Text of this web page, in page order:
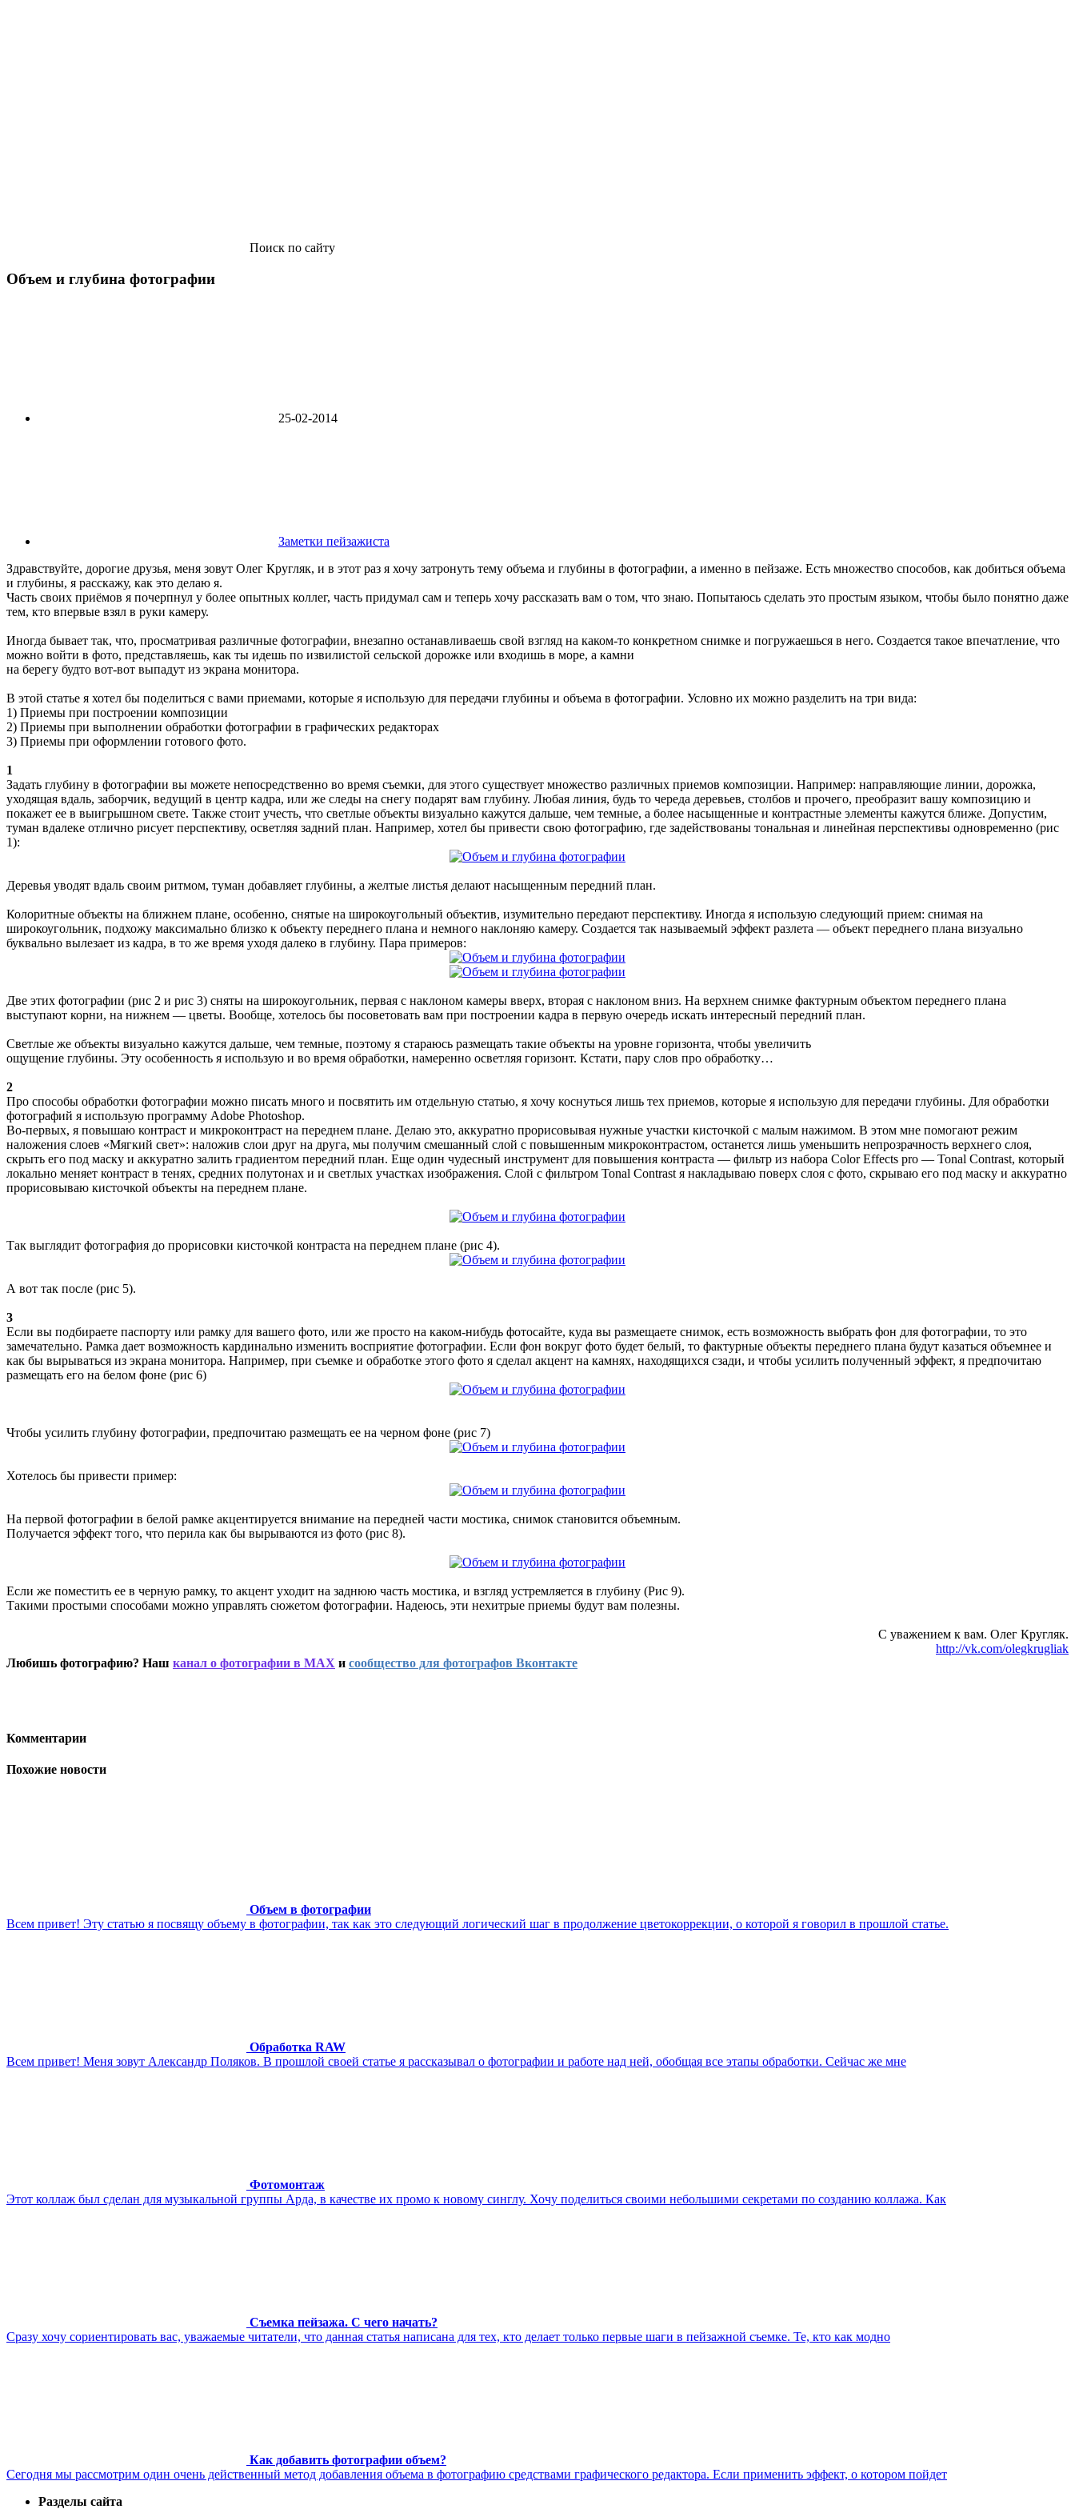
Поиск по сайту
Объем и глубина фотографии
25-02-2014
Заметки пейзажиста
Здравствуйте, дорогие друзья, меня зовут Олег Кругляк, и в этот раз я хочу затронуть тему объема и глубины в фотографии, а именно в пейзаже. Есть множество способов, как добиться объема
и глубины, я расскажу, как это делаю я.
Часть своих приёмов я почерпнул у более опытных коллег, часть придумал сам и теперь хочу рассказать вам о том, что знаю. Попытаюсь сделать это простым языком, чтобы было понятно даже
тем, кто впервые взял в руки камеру.
Иногда бывает так, что, просматривая различные фотографии, внезапно останавливаешь свой взгляд на каком-то конкретном снимке и погружаешься в него. Создается такое впечатление, что
можно войти в фото, представляешь, как ты идешь по извилистой сельской дорожке или входишь в море, а камни
на берегу будто вот-вот выпадут из экрана монитора.
В этой статье я хотел бы поделиться с вами приемами, которые я использую для передачи глубины и объема в фотографии. Условно их можно разделить на три вида:
1) Приемы при построении композиции
2) Приемы при выполнении обработки фотографии в графических редакторах
3) Приемы при оформлении готового фото.
1
Задать глубину в фотографии вы можете непосредственно во время съемки, для этого существует множество различных приемов композиции. Например: направляющие линии, дорожка,
уходящая вдаль, заборчик, ведущий в центр кадра, или же следы на снегу подарят вам глубину. Любая линия, будь то череда деревьев, столбов и прочего, преобразит вашу композицию и
покажет ее в выигрышном свете. Также стоит учесть, что светлые объекты визуально кажутся дальше, чем темные, а более насыщенные и контрастные элементы кажутся ближе. Допустим,
туман вдалеке отлично рисует перспективу, осветляя задний план. Например, хотел бы привести свою фотографию, где задействованы тональная и линейная перспективы одновременно (рис
1):
Деревья уводят вдаль своим ритмом, туман добавляет глубины, а желтые листья делают насыщенным передний план.
Колоритные объекты на ближнем плане, особенно, снятые на широкоугольный объектив, изумительно передают перспективу. Иногда я использую следующий прием: снимая на
широкоугольник, подхожу максимально близко к объекту переднего плана и немного наклоняю камеру. Создается так называемый эффект разлета — объект переднего плана визуально
буквально вылезает из кадра, в то же время уходя далеко в глубину. Пара примеров:
Две этих фотографии (рис 2 и рис 3) сняты на широкоугольник, первая с наклоном камеры вверх, вторая с наклоном вниз. На верхнем снимке фактурным объектом переднего плана
выступают корни, на нижнем — цветы. Вообще, хотелось бы посоветовать вам при построении кадра в первую очередь искать интересный передний план.
Светлые же объекты визуально кажутся дальше, чем темные, поэтому я стараюсь размещать такие объекты на уровне горизонта, чтобы увеличить
ощущение глубины. Эту особенность я использую и во время обработки, намеренно осветляя горизонт. Кстати, пару слов про обработку…
2
Про способы обработки фотографии можно писать много и посвятить им отдельную статью, я хочу коснуться лишь тех приемов, которые я использую для передачи глубины. Для обработки
фотографий я использую программу Adobe Photoshop.
Во‑первых, я повышаю контраст и микроконтраст на переднем плане. Делаю это, аккуратно прорисовывая нужные участки кисточкой с малым нажимом. В этом мне помогают режим
наложения слоев «Мягкий свет»: наложив слои друг на друга, мы получим смешанный слой с повышенным микроконтрастом, останется лишь уменьшить непрозрачность верхнего слоя,
скрыть его под маску и аккуратно залить градиентом передний план. Еще один чудесный инструмент для повышения контраста — фильтр из набора Color Effects pro — Tonal Contrast, который
локально меняет контраст в тенях, средних полутонах и и светлых участках изображения. Слой с фильтром Tonal Contrast я накладываю поверх слоя с фото, скрываю его под маску и аккуратно
прорисовываю кисточкой объекты на переднем плане.
Так выглядит фотография до прорисовки кисточкой контраста на переднем плане (рис 4).
А вот так после (рис 5).
3
Если вы подбираете паспорту или рамку для вашего фото, или же просто на каком-нибудь фотосайте, куда вы размещаете снимок, есть возможность выбрать фон для фотографии, то это
замечательно. Рамка дает возможность кардинально изменить восприятие фотографии. Если фон вокруг фото будет белый, то фактурные объекты переднего плана будут казаться объемнее и
как бы вырываться из экрана монитора. Например, при съемке и обработке этого фото я сделал акцент на камнях, находящихся сзади, и чтобы усилить полученный эффект, я предпочитаю
размещать его на белом фоне (рис 6)
Чтобы усилить глубину фотографии, предпочитаю размещать ее на черном фоне (рис 7)
Хотелось бы привести пример:
На первой фотографии в белой рамке акцентируется внимание на передней части мостика, снимок становится объемным.
Получается эффект того, что перила как бы вырываются из фото (рис 8).
Если же поместить ее в черную рамку, то акцент уходит на заднюю часть мостика, и взгляд устремляется в глубину (Рис 9).
Такими простыми способами можно управлять сюжетом фотографии. Надеюсь, эти нехитрые приемы будут вам полезны.
С уважением к вам. Олег Кругляк.
http://vk.com/olegkrugliak
Любишь фотографию? Наш канал о фотографии в MAX и сообщество для фотографов Вконтакте
Комментарии
Похожие новости
Объем в фотографии
Всем привет! Эту статью я посвящу объему в фотографии, так как это следующий логический шаг в продолжение цветокоррекции, о которой я говорил в прошлой статье.
Обработка RAW
Всем привет! Меня зовут Александр Поляков. В прошлой своей статье я рассказывал о фотографии и работе над ней, обобщая все этапы обработки. Сейчас же мне
Фотомонтаж
Этот коллаж был сделан для музыкальной группы Арда, в качестве их промо к новому синглу. Хочу поделиться своими небольшими секретами по созданию коллажа. Как
Съемка пейзажа. С чего начать?
Сразу хочу сориентировать вас, уважаемые читатели, что данная статья написана для тех, кто делает только первые шаги в пейзажной съемке. Те, кто как модно
Как добавить фотографии объем?
Сегодня мы рассмотрим один очень действенный метод добавления объема в фотографию средствами графического редактора. Если применить эффект, о котором пойдет
Разделы сайта